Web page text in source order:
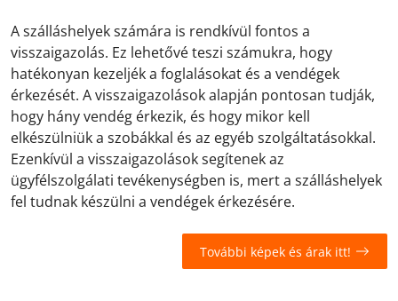
A szálláshelyek számára is rendkívül fontos a
visszaigazolás. Ez lehetővé teszi számukra, hogy
hatékonyan kezeljék a foglalásokat és a vendégek
érkezését. A visszaigazolások alapján pontosan tudják,
hogy hány vendég érkezik, és hogy mikor kell
elkészülniük a szobákkal és az egyéb szolgáltatásokkal.
Ezenkívül a visszaigazolások segítenek az
ügyfélszolgálati tevékenységben is, mert a szálláshelyek
fel tudnak készülni a vendégek érkezésére.
További képek és árak itt!